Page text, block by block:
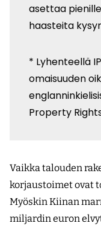
asettaa
haasteita
* Lyhenteellä
omaisuuden
Property
Vaikka talouden
korjaustoimet ovat
Myöskin Kiinan
miljardin euron